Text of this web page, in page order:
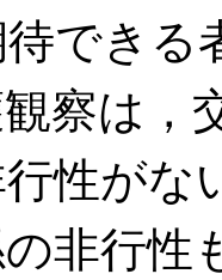
でき
察は，
性がな
の非行